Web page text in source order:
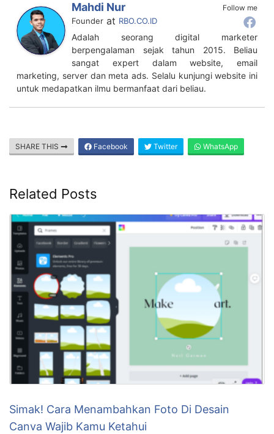
Follow me
Mahdi Nur
Founder at RBO.CO.ID
Adalah seorang digital marketer
berpengalaman sejak tahun 2015. Beliau
sangat expert dalam website, email
marketing, server dan meta ads. Selalu kunjungi website ini
untuk medapatkan ilmu bermanfaat dari beliau.
SHARE THIS Facebook Twitter WhatsApp
Related Posts
Simak! Cara Menambahkan Foto Di Desain
Canva Wajib Kamu Ketahui